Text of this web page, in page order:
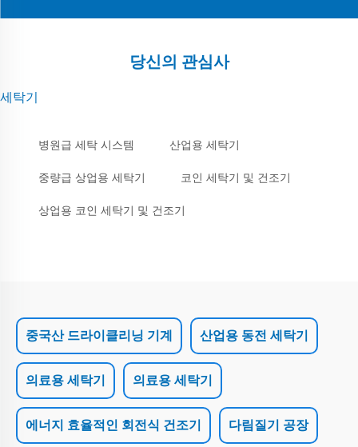
당신의 관심사
세탁기
병원급 세탁 시스템 산업용 세탁기
중량급 상업용 세탁기 코인 세탁기 및 건조기
상업용 코인 세탁기 및 건조기
중국산 드라이클리닝 기계 산업용 동전 세탁기
의료용 세탁기 의료용 세탁기
에너지 효율적인 회전식 건조기 다림질기 공장